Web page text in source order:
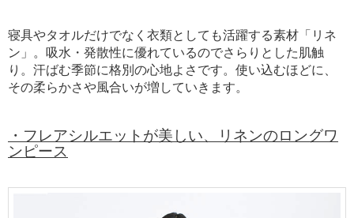
寝具やタオルだけでなく衣類としても活躍する素材「リネ
ン」。吸水・発散性に優れているのでさらりとした肌触
り。汗ばむ季節に格別の心地よさです。使い込むほどに、
その柔らかさや風合いが増していきます。
・フレアシルエットが美しい、リネンのロングワ
ンピース